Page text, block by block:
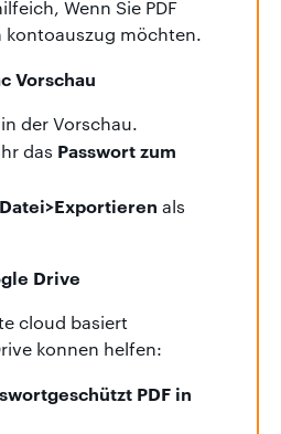
Wenn Sie PDF
möchten.
Vorschau
der Vorschau.
das Passwort zum
Datei>Exportieren als
Drive
cloud basiert
konnen helfen:
PDF in